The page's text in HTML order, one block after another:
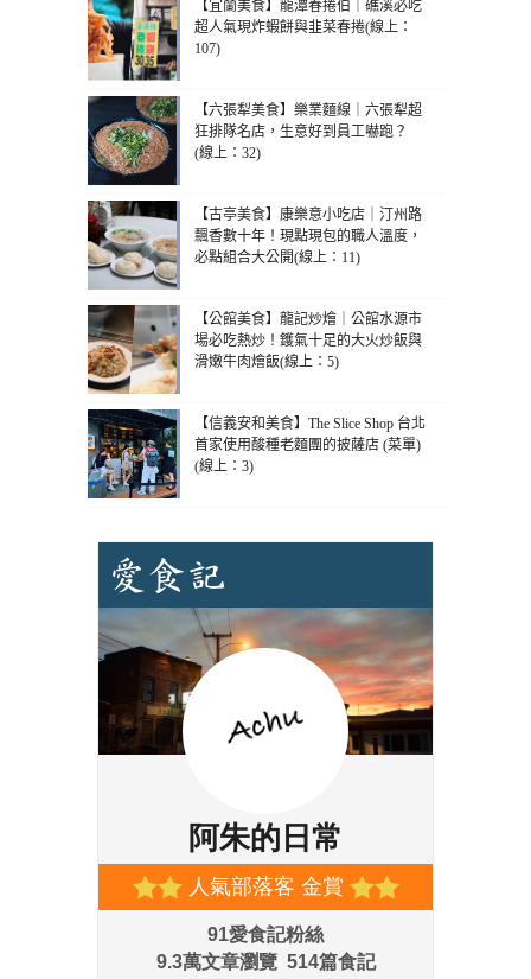
【宜蘭美食】龍潭春捲伯｜礁溪必吃
超人氣現炸蝦餅與韭菜春捲(線上：
107)
【六張犁美食】樂業麵線｜六張犁超
狂排隊名店，生意好到員工嚇跑？
(線上：32)
【古亭美食】康樂意小吃店｜汀州路
飄香數十年！現點現包的職人溫度，
必點組合大公開(線上：11)
【公館美食】龍記炒燴｜公館水源市
場必吃熱炒！鑊氣十足的大火炒飯與
滑嫩牛肉燴飯(線上：5)
【信義安和美食】The Slice Shop 台北
首家使用酸種老麵團的披薩店 (菜單)
(線上：3)